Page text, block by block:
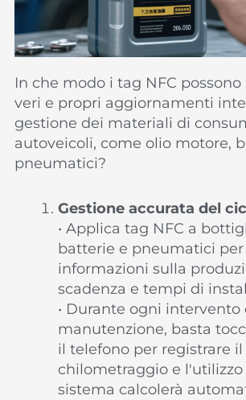
In che modo i tag NFC
veri e propri aggiornamenti
gestione dei materiali di
autoveicoli, come olio motore,
pneumatici?
Gestione accurata del
• Applica tag NFC a
batterie e pneumatici
informazioni sulla
scadenza e tempi di
• Durante ogni intervento
manutenzione, basta
il telefono per registrare il
chilometraggio e l'utilizzo
sistema calcolerà